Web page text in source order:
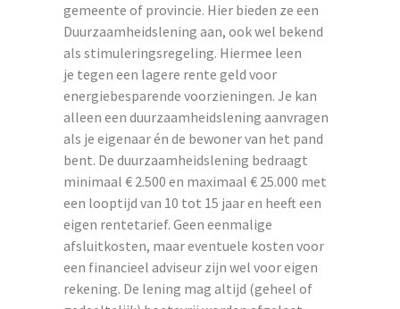
gemeente of provincie. Hier bieden ze een
Duurzaamheidslening aan, ook wel bekend
als stimuleringsregeling. Hiermee leen
je tegen een lagere rente geld voor
energiebesparende voorzieningen. Je kan
alleen een duurzaamheidslening aanvragen
als je eigenaar én de bewoner van het pand
bent. De duurzaamheidslening bedraagt
minimaal € 2.500 en maximaal € 25.000 met
een looptijd van 10 tot 15 jaar en heeft een
eigen rentetarief. Geen eenmalige
afsluitkosten, maar eventuele kosten voor
een financieel adviseur zijn wel voor eigen
rekening. De lening mag altijd (geheel of